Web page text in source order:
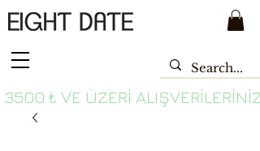
3500 ₺ VE ÜZERI